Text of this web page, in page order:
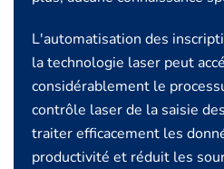
L'automatisation des
la technologie laser peut
considérablement le
contrôle laser de la saisie
traiter efficacement les
productivité et réduit les